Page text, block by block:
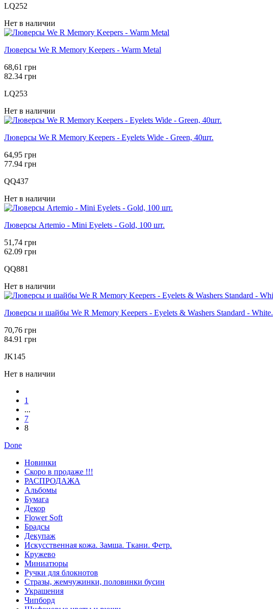
LQ252
Нет в наличии
Люверсы We R Memory Keepers - Warm Metal
68,61 грн
82.34 грн
LQ253
Нет в наличии
Люверсы We R Memory Keepers - Eyelets Wide - Green, 40шт.
64,95 грн
77.94 грн
QQ437
Нет в наличии
Люверсы Artemio - Mini Eyelets - Gold, 100 шт.
51,74 грн
62.09 грн
QQ881
Нет в наличии
Люверсы и шайбы We R Memory Keepers - Eyelets & Washers Standard - White.
70,76 грн
84.91 грн
JK145
Нет в наличии
1
...
7
8
Done
Новинки
Скоро в продаже !!!
РАСПРОДАЖА
Альбомы
Бумага
Декор
Flower Soft
Брадсы
Декупаж
Искусственная кожа. Замша. Ткани. Фетр.
Кружево
Миниатюры
Ручки для блокнотов
Стразы, жемчужинки, половинки бусин
Украшения
Чипборд